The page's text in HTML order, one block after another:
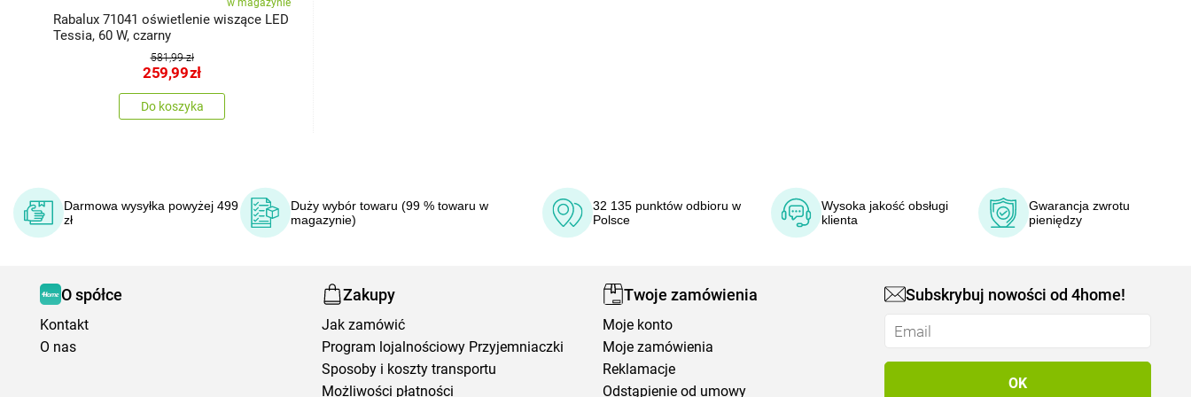
w magazynie
Rabalux 71041 oświetlenie wiszące LED
Tessia, 60 W, czarny
581,99 zł
259,99zł
Do koszyka
Darmowa wysyłka powyżej 499
zł
Duży wybór towaru (99 % towaru w
magazynie)
32 135 punktów odbioru w
Polsce
Wysoka jakość obsługi
klienta
Gwarancja zwrotu
pieniędzy
O spółce
Kontakt
O nas
Zakupy
Jak zamówić
Program lojalnościowy Przyjemniaczki
Sposoby i koszty transportu
Możliwości płatności
Twoje zamówienia
Moje konto
Moje zamówienia
Reklamacje
Odstąpienie od umowy
Subskrybuj nowości od 4home!